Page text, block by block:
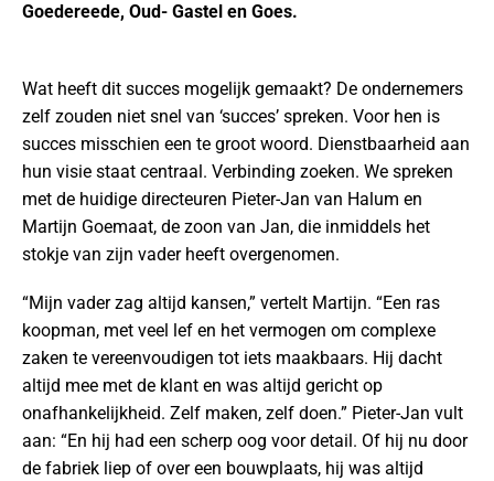
Goedereede, Oud- Gastel en Goes.
Wat heeft dit succes mogelijk gemaakt? De ondernemers
zelf zouden niet snel van ‘succes’ spreken. Voor hen is
succes misschien een te groot woord. Dienstbaarheid aan
hun visie staat centraal. Verbinding zoeken. We spreken
met de huidige directeuren Pieter-Jan van Halum en
Martijn Goemaat, de zoon van Jan, die inmiddels het
stokje van zijn vader heeft overgenomen.
“Mijn vader zag altijd kansen,” vertelt Martijn. “Een ras
koopman, met veel lef en het vermogen om complexe
zaken te vereenvoudigen tot iets maakbaars. Hij dacht
altijd mee met de klant en was altijd gericht op
onafhankelijkheid. Zelf maken, zelf doen.” Pieter-Jan vult
aan: “En hij had een scherp oog voor detail. Of hij nu door
de fabriek liep of over een bouwplaats, hij was altijd